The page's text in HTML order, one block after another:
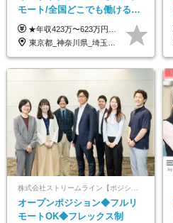
モート/全国どこでも働ける】
未経験OK*土日祝休み*残業少
なめ*在宅勤務手当あり
★年収423万〜623万円のモデルあり（想定時間外手当10時間分含む） ★半年に一度ドカンと支給のボーナスあり（半年に1度最大150万円） 月給25万円〜＋各種手当＋インセンティブ ＊リモートワーク手当（4000円/月） ＊リモートワーク一時金（1万5000円） ＊残業手当全額支給 ※経験・スキルにより月給を決定します ※試用期間：2ヵ月あり。期間中の雇用形態・給与・待遇に変更はありません 《頑張りはインセンティブとして還元！》 当社は5段階の評価制度を導入。 半期に1回の評価で最高ランク（5点）を獲得したメンバーには、 150万円のインセンティブを支給！ これが半年に一度のインセンティブとして支給されるため、 成果を出した分だけまとまった収入を得られる仕組みです。 【固定残業代について】 なし（残業代は、実際の労働時間に応じて別途全額支給）
東京都_神奈川県_埼玉県_千葉県_大阪府_愛知県_北海道_青森県_岩手県_宮城県_秋田県_山形県_福島県_茨城県_栃木県_群馬県_新潟県_山梨県_長野県_富山県_石川県_福井県_静岡県_岐阜県_三重県_兵庫県_京都府_滋賀県_奈良県_和歌山県_広島県_岡山県_鳥取県_島根県_山口県_徳島県_香川県_愛媛県_高知県_福岡県_熊本県_佐賀県_長崎県_大分県_宮崎県_鹿児島県_沖縄県
オープンポジション◆フルリ
モートOK◆フレックス制